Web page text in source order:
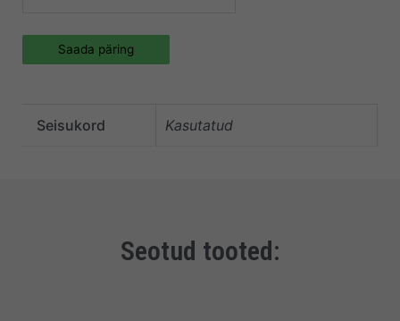
Saada päring
Seisukord Kasutatud
Seotud tooted: